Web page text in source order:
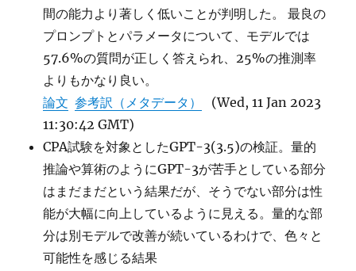
間の能力より著しく低いことが判明した。 最良の
プロンプトとパラメータについて、モデルでは
57.6%の質問が正しく答えられ、25%の推測率
よりもかなり良い。
論文 参考訳（メタデータ）
(Wed, 11 Jan 2023
11:30:42 GMT)
CPA試験を対象としたGPT-3(3.5)の検証。量的
推論や算術のようにGPT-3が苦手としている部分
はまだまだという結果だが、そうでない部分は性
能が大幅に向上しているように見える。量的な部
分は別モデルで改善が続いているわけで、色々と
可能性を感じる結果